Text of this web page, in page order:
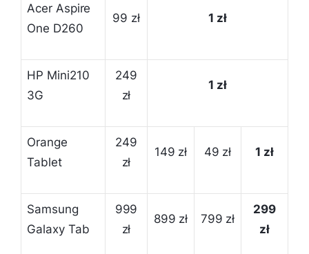
Acer Aspire
One D260
99 zł 1 zł
HP Mini210
3G
249
zł
1 zł
Orange
Tablet
249
zł
149 zł 49 zł 1 zł
Samsung
Galaxy Tab
999
zł
899 zł 799 zł
299
zł